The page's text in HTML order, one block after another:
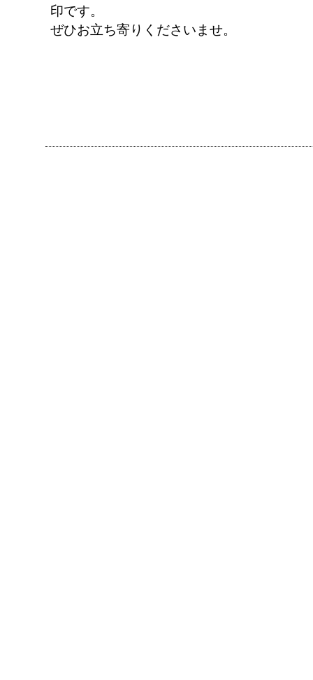
印です。
ぜひお立ち寄りくださいませ。